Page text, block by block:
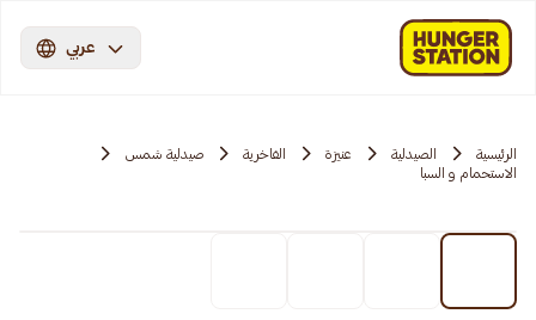
عربي
الرئيسية الصيدلية عنيزة الفاخرية
صيدلية شمس
الاستحمام و السبا